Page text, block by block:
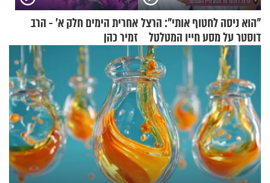
"הוא ניסה לחטוף אותי": הרצל
דוסטר על מסע חייו המטלטל
אחרית הימים חלק א’ - הרב
זמיר כהן